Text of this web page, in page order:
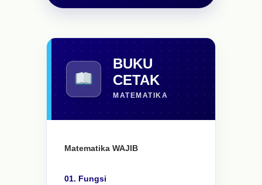
BUKU
CETAK
MATEMATIKA
Matematika WAJIB
01. Fungsi